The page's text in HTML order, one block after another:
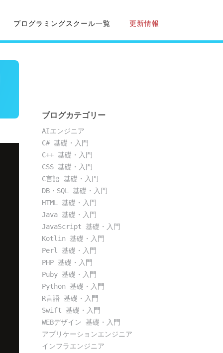
プログラミングスクール一覧 更新情報
ブログカテゴリー
AIエンジニア
C# 基礎・入門
C++ 基礎・入門
CSS 基礎・入門
C言語 基礎・入門
DB・SQL 基礎・入門
HTML 基礎・入門
Java 基礎・入門
JavaScript 基礎・入門
Kotlin 基礎・入門
Perl 基礎・入門
PHP 基礎・入門
Puby 基礎・入門
Python 基礎・入門
R言語 基礎・入門
Swift 基礎・入門
WEBデザイン 基礎・入門
アプリケーションエンジニア
インフラエンジニア